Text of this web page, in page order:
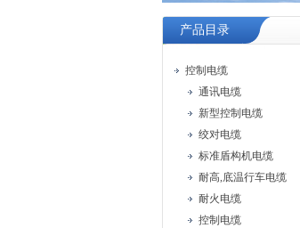
产品目录
控制电缆
通讯电缆
新型控制电缆
绞对电缆
标准盾构机电缆
耐高,底温行车电缆
耐火电缆
控制电缆